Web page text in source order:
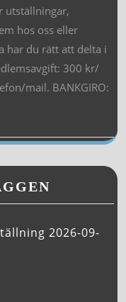
utställningar,
hos oss eller
har du rätt att delta i
300 kr/
mail. BANKGIRO:
2026-09-